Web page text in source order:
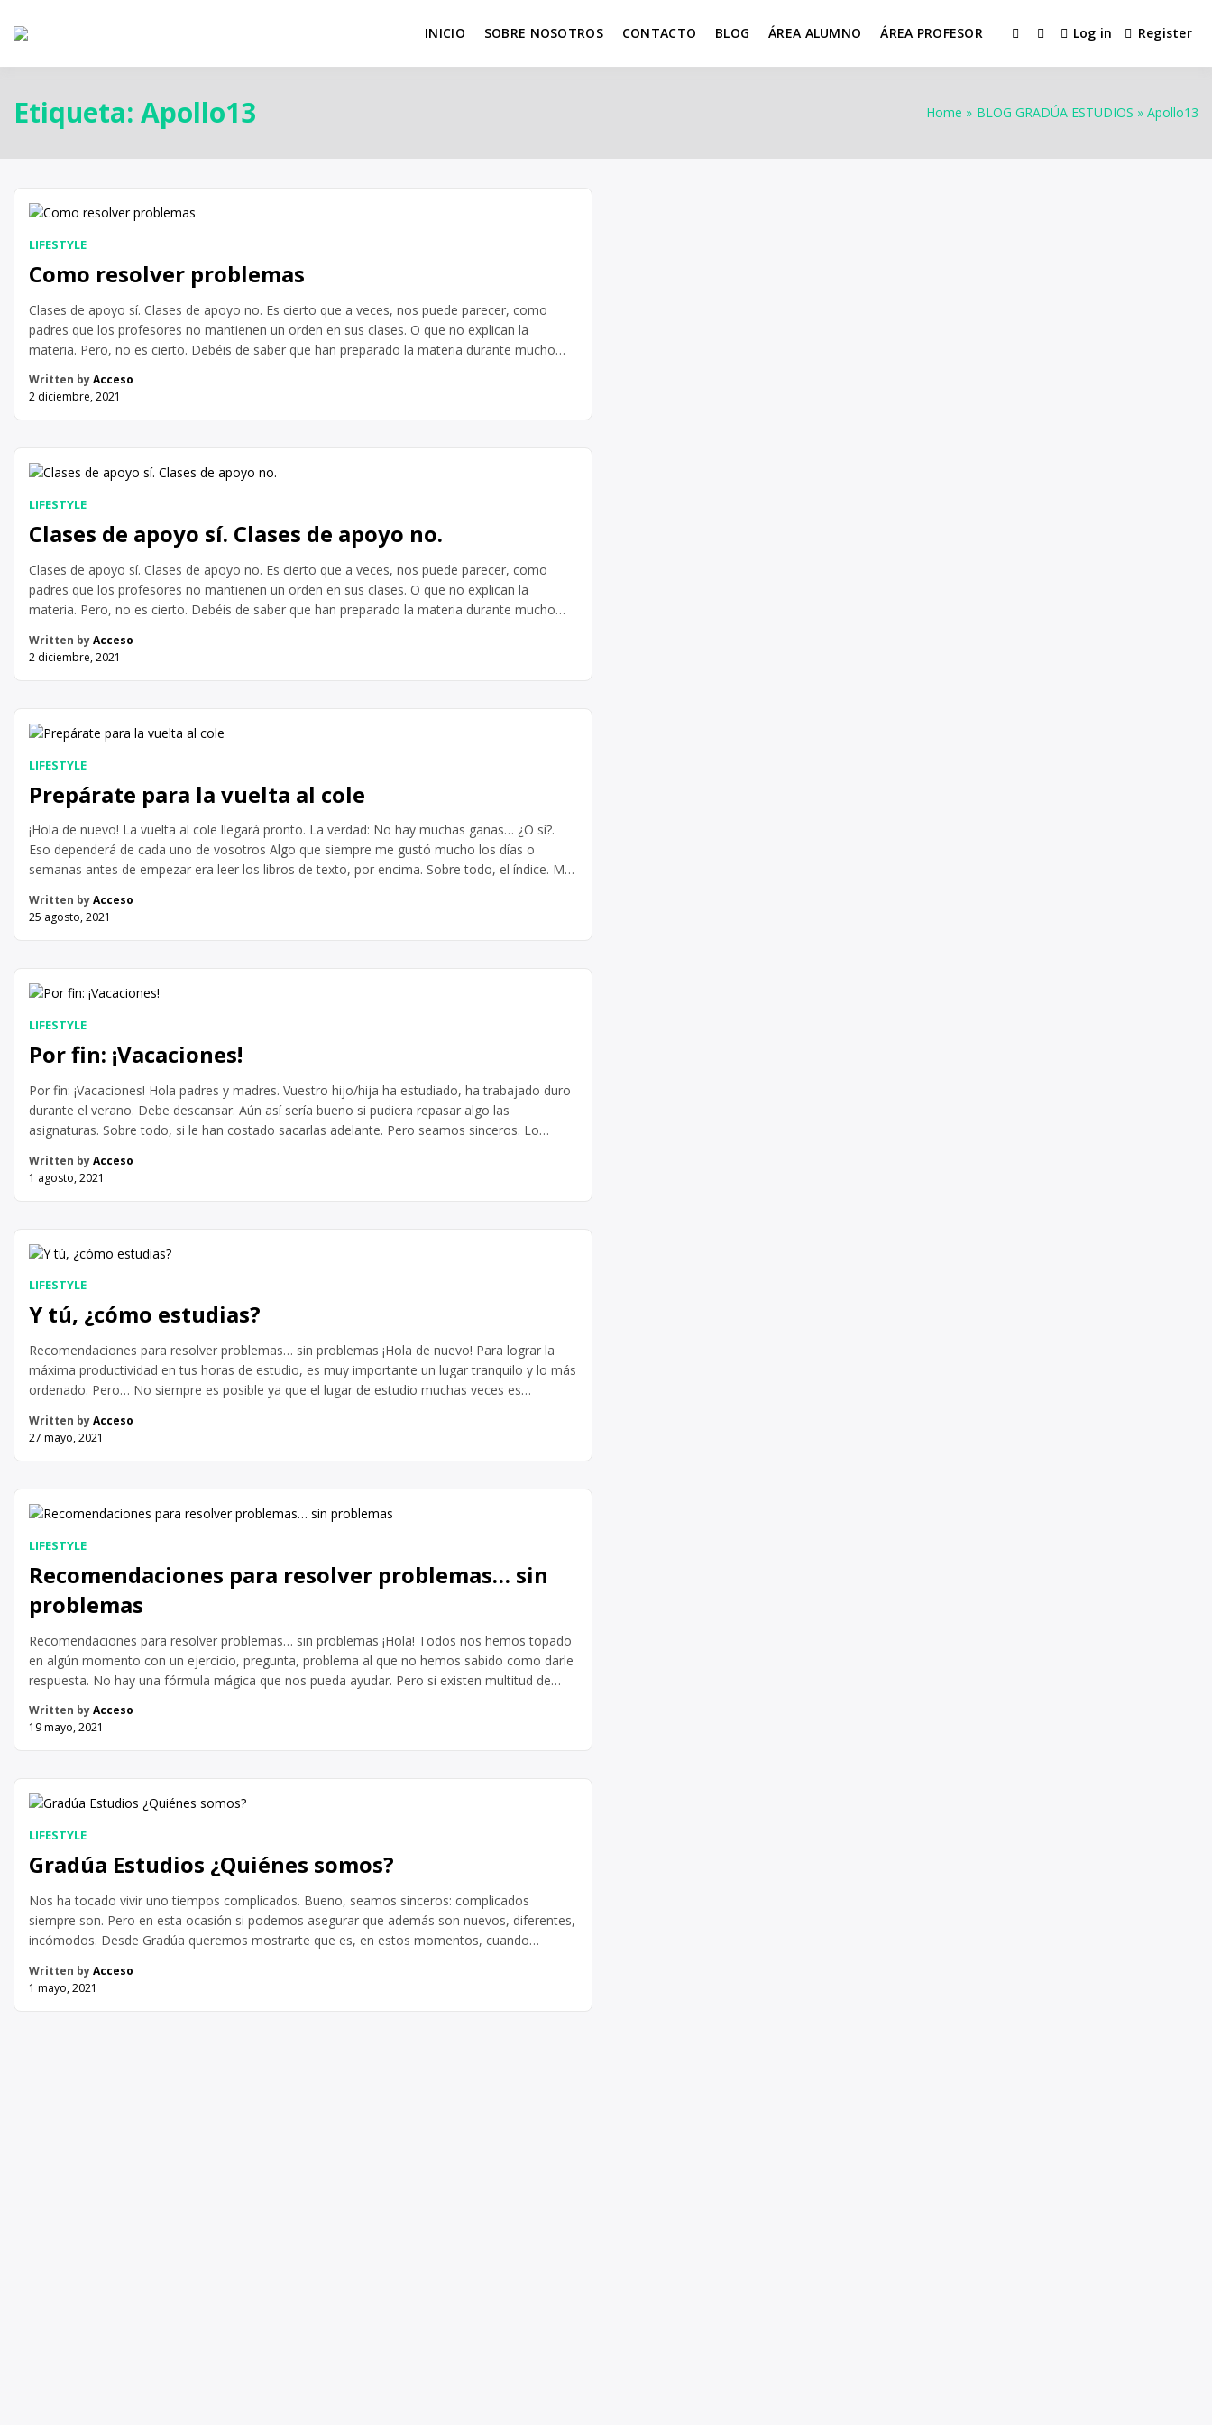
INICIO SOBRE NOSOTROS CONTACTO BLOG ÁREA ALUMNO ÁREA PROFESOR Log in Register
Etiqueta: Apollo13 Home BLOG GRADÚA ESTUDIOS Apollo13
LIFESTYLE
Como resolver problemas
Clases de apoyo sí. Clases de apoyo no. Es cierto que a veces, nos puede parecer, como
padres que los profesores no mantienen un orden en sus clases. O que no explican la
materia. Pero, no es cierto. Debéis de saber que han preparado la materia durante mucho
Written byAcceso
2 diciembre, 2021
LIFESTYLE
Clases de apoyo sí. Clases de apoyo no.
Clases de apoyo sí. Clases de apoyo no. Es cierto que a veces, nos puede parecer, como
padres que los profesores no mantienen un orden en sus clases. O que no explican la
materia. Pero, no es cierto. Debéis de saber que han preparado la materia durante mucho
Written byAcceso
2 diciembre, 2021
LIFESTYLE
Prepárate para la vuelta al cole
¡Hola de nuevo! La vuelta al cole llegará pronto. La verdad: No hay muchas ganas… ¿O sí?.
Eso dependerá de cada uno de vosotros Algo que siempre me gustó mucho los días o
semanas antes de empezar era leer los libros de texto, por encima. Sobre todo, el índice. Me
Written byAcceso
25 agosto, 2021
LIFESTYLE
Por fin: ¡Vacaciones!
Por fin: ¡Vacaciones! Hola padres y madres. Vuestro hijo/hija ha estudiado, ha trabajado duro
durante el verano. Debe descansar. Aún así sería bueno si pudiera repasar algo las
asignaturas. Sobre todo, si le han costado sacarlas adelante. Pero seamos sinceros. Lo
Written byAcceso
1 agosto, 2021
LIFESTYLE
Y tú, ¿cómo estudias?
Recomendaciones para resolver problemas… sin problemas ¡Hola de nuevo! Para lograr la
máxima productividad en tus horas de estudio, es muy importante un lugar tranquilo y lo más
ordenado. Pero… No siempre es posible ya que el lugar de estudio muchas veces es
Written byAcceso
27 mayo, 2021
LIFESTYLE
Recomendaciones para resolver problemas… sin
problemas
Recomendaciones para resolver problemas… sin problemas ¡Hola! Todos nos hemos topado
en algún momento con un ejercicio, pregunta, problema al que no hemos sabido como darle
respuesta. No hay una fórmula mágica que nos pueda ayudar. Pero si existen multitud de
tras […]
Written byAcceso
19 mayo, 2021
LIFESTYLE
Gradúa Estudios ¿Quiénes somos?
Nos ha tocado vivir uno tiempos complicados. Bueno, seamos sinceros: complicados
siempre son. Pero en esta ocasión si podemos asegurar que además son nuevos, diferentes,
incómodos. Desde Gradúa queremos mostrarte que es, en estos momentos, cuando
esperando a que todo […]
Written byAcceso
1 mayo, 2021